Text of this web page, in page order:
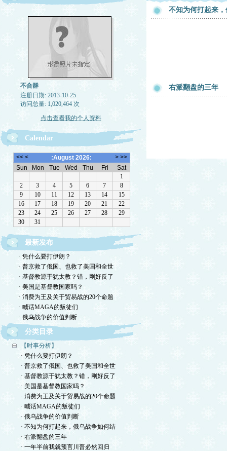
不合群
注册日期: 2013-10-25
访问总量: 1,020,464 次
点击查看我的个人资料
Calendar
最新发布
· 凭什么要打伊朗？
· 普京救了俄国、也救了美国和全世
· 基督教源于犹太教？错，刚好反了
· 美国是基督教国家吗？
· 消费为王及关于贸易战的20个命题
· 喊话MAGA的叛徒们
· 俄乌战争的价值判断
分类目录
【时事分析】
· 凭什么要打伊朗？
· 普京救了俄国、也救了美国和全世
· 基督教源于犹太教？错，刚好反了
· 美国是基督教国家吗？
· 消费为王及关于贸易战的20个命题
· 喊话MAGA的叛徒们
· 俄乌战争的价值判断
· 不知为何打起来，俄乌战争如何结
· 右派翻盘的三年
· 一年半前我就预言川普必然回归
不知为何打起来
右派翻盘的三年